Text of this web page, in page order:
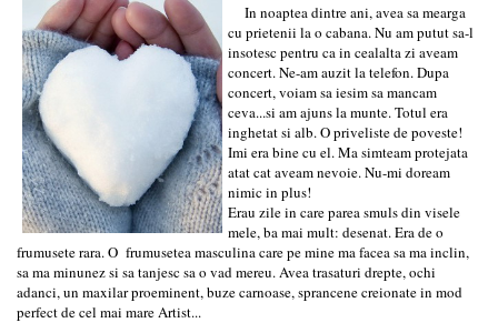
In noaptea dintre ani, avea sa mearga
cu prietenii la o cabana. Nu am putut sa-l
insotesc pentru ca in cealalta zi aveam
concert. Ne-am auzit la telefon. Dupa
concert, voiam sa iesim sa mancam
ceva...si am ajuns la munte. Totul era
inghetat si alb. O priveliste de poveste!
Imi era bine cu el. Ma simteam protejata
atat cat aveam nevoie. Nu-mi doream
nimic in plus!
Erau zile in care parea smuls din visele
mele, ba mai mult: desenat. Era de o
frumusete rara. O frumusetea masculina care pe mine ma facea sa ma inclin,
sa ma minunez si sa tanjesc sa o vad mereu. Avea trasaturi drepte, ochi
adanci, un maxilar proeminent, buze carnoase, sprancene creionate in mod
perfect de cel mai mare Artist...